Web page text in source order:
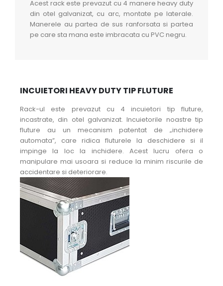
Acest rack este prevazut cu 4 manere heavy duty
din otel galvanizat, cu arc, montate pe laterale.
Manerele au partea de sus ranforsata si partea
pe care sta mana este imbracata cu PVC negru.
INCUIETORI HEAVY DUTY TIP FLUTURE
Rack-ul este prevazut cu 4 incuietori tip fluture,
incastrate, din otel galvanizat. Incuietorile noastre tip
fluture au un mecanism patentat de „inchidere
automata”, care ridica fluturele la deschidere si il
impinge la loc la inchidere. Acest lucru ofera o
manipulare mai usoara si reduce la minim riscurile de
accidentare si deteriorare.